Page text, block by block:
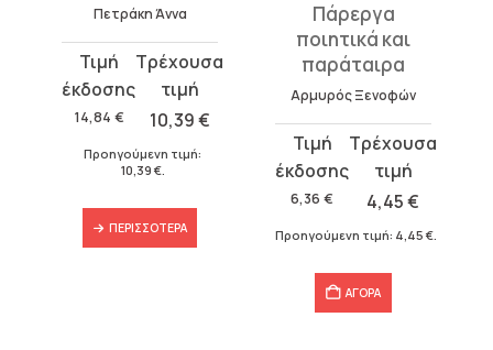
Πετράκη Άννα
14,84 €
Original
price
was:
14,84 €.
10,39€
τρέχουσα
τιμή
είναι:
10,39 €.
Προηγούμενη τιμή:
10,39 €.
ΠΕΡΙΣΣΌΤΕΡΑ
Πάρεργα
ποιητικά και
παράταιρα
Αρμυρός Ξενοφών
6,36 €
Original
price
was:
6,36 €.
4,45€
τρέχουσα
τιμή
είναι:
Προηγούμενη τιμή: 4,45 €.
ΑΓΟΡΑ